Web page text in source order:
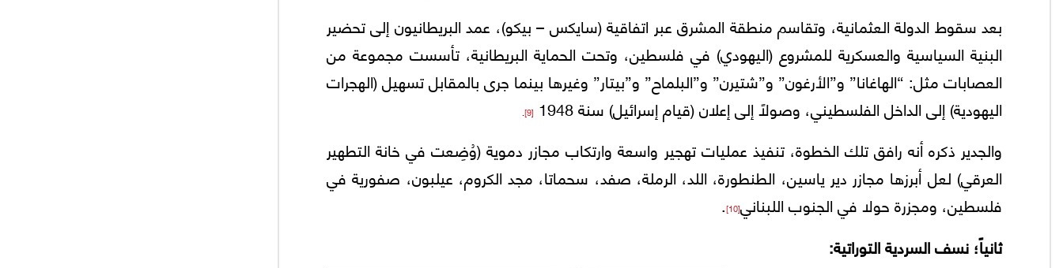
بعد سقوط الدولة العثمانية، وتقاسم منطقة المشرق عبر اتفاقية (سايكس – بيكو)، عمد البريطانيون إلى تحضير
البنية السياسية والعسكرية للمشروع (اليهودي) في فلسطين، وتحت الحماية البريطانية، تأسست مجموعة من
العصابات مثل: “الهاغانا” و”الأرغون” و”شتيرن” و”البلماح” و”بيتار” وغيرها بينما جرى بالمقابل تسهيل (الهجرات
اليهودية) إلى الداخل الفلسطيني، وصولاً إلى إعلان (قيام إسرائيل) سنة 1948
[9]
.
والجدير ذكره أنه رافق تلك الخطوة، تنفيذ عمليات تهجير واسعة وارتكاب مجازر دموية (وُضِعت في خانة التطهير
العرقي) لعل أبرزها مجازر دير ياسين، الطنطورة، اللد، الرملة، صفد، سحماتا، مجد الكروم، عيلبون، صفورية في
فلسطين، ومجزرة حولا في الجنوب اللبناني[10]
.
ثانياً؛ نسف السردية التوراتية: